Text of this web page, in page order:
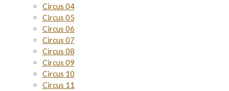
Circus 04
Circus 05
Circus 06
Circus 07
Circus 08
Circus 09
Circus 10
Circus 11